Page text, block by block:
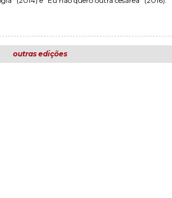
outras edições